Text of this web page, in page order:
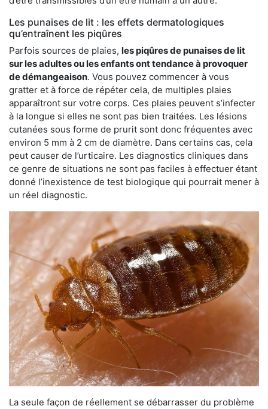
Les punaises de lit : les effets dermatologiques
qu’entraînent les piqûres
Parfois sources de plaies, les piqûres de punaises de lit
sur les adultes ou les enfants ont tendance à provoquer
de démangeaison. Vous pouvez commencer à vous
gratter et à force de répéter cela, de multiples plaies
apparaîtront sur votre corps. Ces plaies peuvent s’infecter
à la longue si elles ne sont pas bien traitées. Les lésions
cutanées sous forme de prurit sont donc fréquentes avec
environ 5 mm à 2 cm de diamètre. Dans certains cas, cela
peut causer de l’urticaire. Les diagnostics cliniques dans
ce genre de situations ne sont pas faciles à effectuer étant
donné l’inexistence de test biologique qui pourrait mener à
un réel diagnostic.
La seule façon de réellement se débarrasser du problème